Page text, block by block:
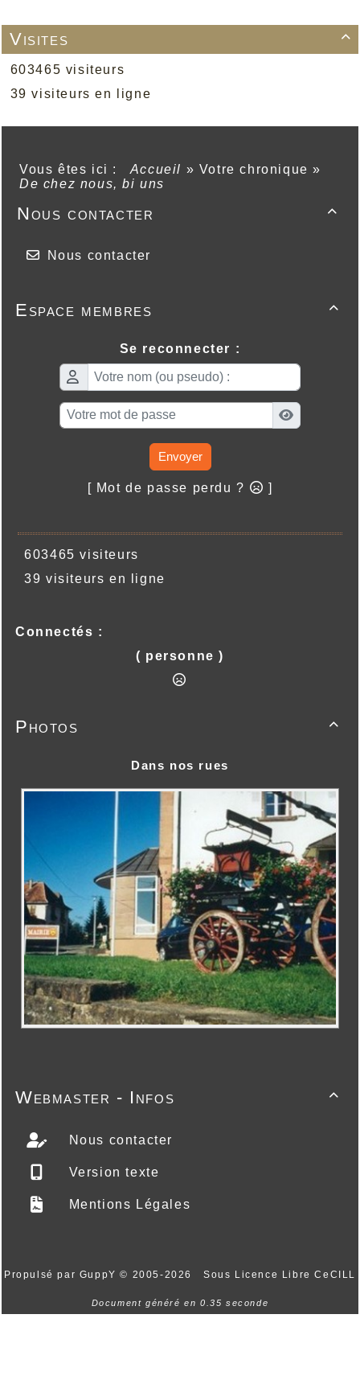

Visites
603465 visiteurs
39 visiteurs en ligne
Vous êtes ici : Accueil » Votre chronique »
De chez nous, bi uns

Nous contacter
Nous contacter

Espace membres
Se reconnecter :
Envoyer
[ Mot de passe perdu ? ]
603465 visiteurs
39 visiteurs en ligne
Connectés :
( personne )

Photos
Dans nos rues

Webmaster - Infos
Nous contacter
Version texte
Mentions Légales
Propulsé par GuppY© 2005-2026 Sous Licence Libre CeCILL
Document généré en 0.35 seconde